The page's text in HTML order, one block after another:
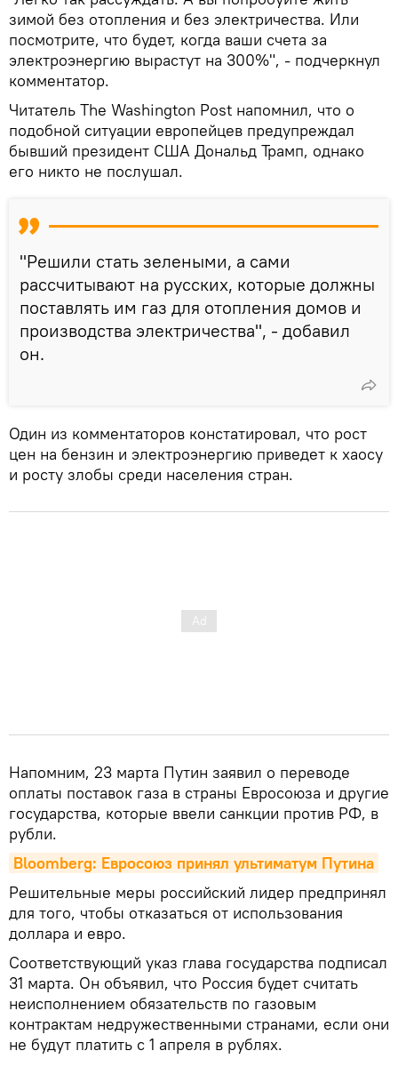
зимой без отопления и без электричества. Или
посмотрите, что будет, когда ваши счета за
электроэнергию вырастут на 300%", - подчеркнул
комментатор.
Читатель The Washington Post напомнил, что о
подобной ситуации европейцев предупреждал
бывший президент США Дональд Трамп, однако
его никто не послушал.
"Решили стать зелеными, а сами
рассчитывают на русских, которые должны
поставлять им газ для отопления домов и
производства электричества", - добавил
он.
Один из комментаторов констатировал, что рост
цен на бензин и электроэнергию приведет к хаосу
и росту злобы среди населения стран.
Напомним, 23 марта Путин заявил о переводе
оплаты поставок газа в страны Евросоюза и другие
государства, которые ввели санкции против РФ, в
рубли.
Bloomberg: Евросоюз принял ультиматум Путина
Решительные меры российский лидер предпринял
для того, чтобы отказаться от использования
доллара и евро.
Соответствующий указ глава государства подписал
31 марта. Он объявил, что Россия будет считать
неисполнением обязательств по газовым
контрактам недружественными странами, если они
не будут платить с 1 апреля в рублях.